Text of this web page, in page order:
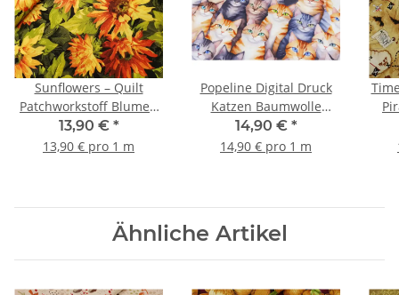
Sunflowers – Quilt
Patchworkstoff Blumen
dunkelgrün, kiwi,
orange, gelb
13,90 € *
13,90 € pro 1 m
Popeline Digital Druck
Katzen Baumwolle
Webware Katzen grau
orange
14,90 € *
14,90 € pro 1 m
Ähnliche Artikel